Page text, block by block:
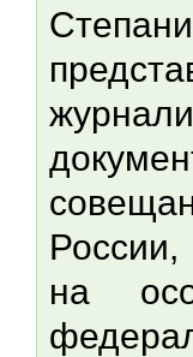
России,
на